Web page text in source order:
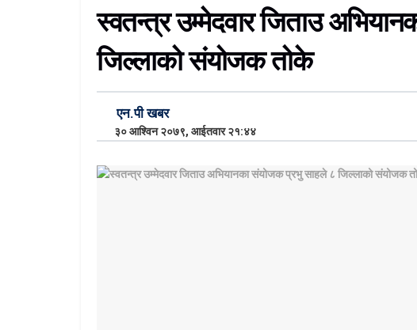
स्वतन्त्र उम्मेदवार जिताउ
जिल्लाको संयोजक तोके
एन.पी खबर
३० आश्विन २०७९, आईतवार २१:४४